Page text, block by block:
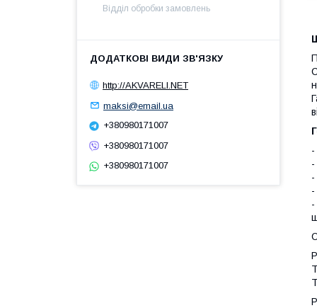
-
-
-
-
-
Відділ обробки замовлень
http://AKVARELI.NET
maksi@email.ua
+380980171007
+380980171007
+380980171007